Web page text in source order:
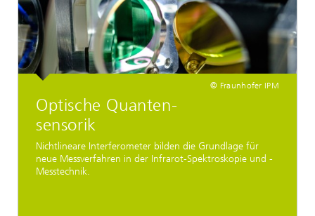
© Fraunhofer IPM
Optische Quanten-
sensorik
Nichtlineare Interferometer bilden die Grundlage für
neue Messverfahren in der Infrarot-Spektroskopie und -
Messtechnik.